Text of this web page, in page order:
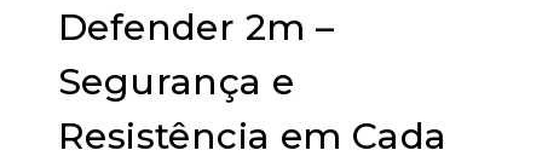
Aprovação imediata
Defender 2m –
Segurança e
Resistência em Cada